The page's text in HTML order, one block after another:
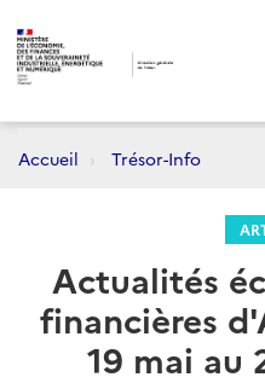
Accueil Trésor-Info
Actualités
financières
19 mai au